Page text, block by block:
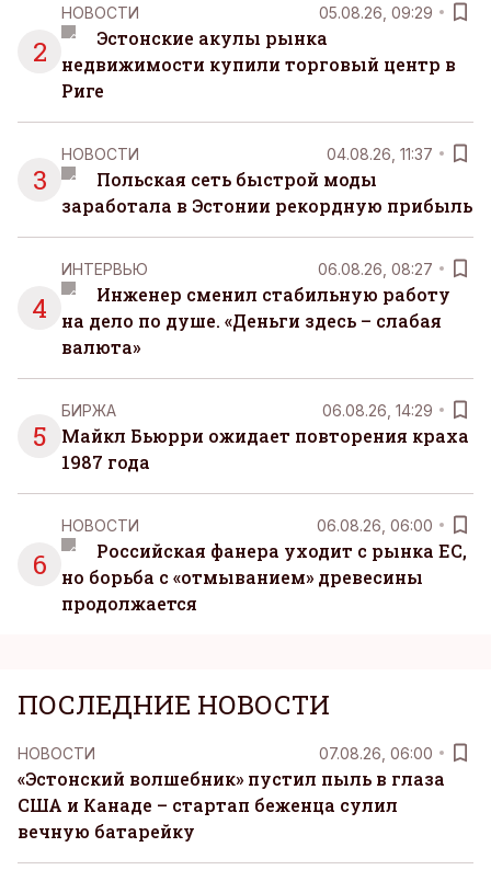
2
НОВОСТИ 05.08.26, 09:29
Эстонские акулы рынка
недвижимости купили торговый центр в
Риге
3
НОВОСТИ 04.08.26, 11:37
Польская сеть быстрой моды
заработала в Эстонии рекордную прибыль
4
ИНТЕРВЬЮ 06.08.26, 08:27
Инженер сменил стабильную работу
на дело по душе. «Деньги здесь – слабая
валюта»
5
БИРЖА 06.08.26, 14:29
Майкл Бьюрри ожидает повторения краха
1987 года
6
НОВОСТИ 06.08.26, 06:00
Российская фанера уходит с рынка ЕС,
но борьба с «отмыванием» древесины
продолжается
ПОСЛЕДНИЕ НОВОСТИ
НОВОСТИ 07.08.26, 06:00
«Эстонский волшебник» пустил пыль в глаза
США и Канаде – стартап беженца сулил
вечную батарейку